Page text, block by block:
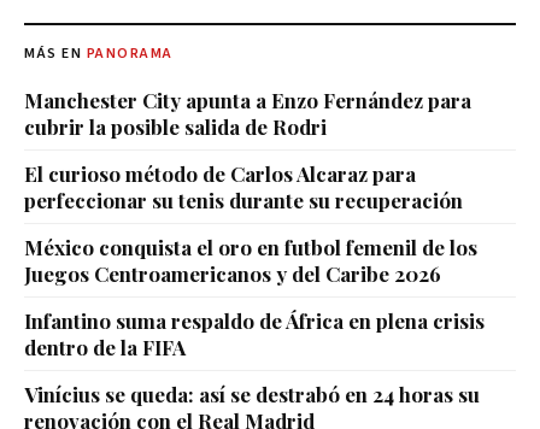
MÁS EN PANORAMA
Manchester City apunta a Enzo Fernández para
cubrir la posible salida de Rodri
El curioso método de Carlos Alcaraz para
perfeccionar su tenis durante su recuperación
México conquista el oro en futbol femenil de los
Juegos Centroamericanos y del Caribe 2026
Infantino suma respaldo de África en plena crisis
dentro de la FIFA
Vinícius se queda: así se destrabó en 24 horas su
renovación con el Real Madrid